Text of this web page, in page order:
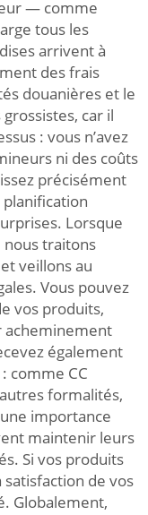
— comme
tous les
arrivent à
des frais
douanières et le
car il
: vous n’avez
ni des coûts
précisément
Lorsque
nous traitons
veillons au
Vous pouvez
vos produits,
acheminement
également
comme CC
formalités,
importance
maintenir leurs
Si vos produits
de vos
Globalement,